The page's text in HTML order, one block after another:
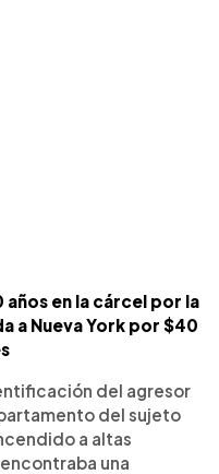
en la cárcel por la
a Nueva York por $40
del agresor
del sujeto
a altas
una